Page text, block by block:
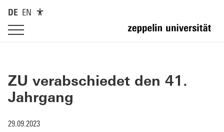
DE EN
ZU verabschiedet den 41.
Jahrgang
29.09.2023